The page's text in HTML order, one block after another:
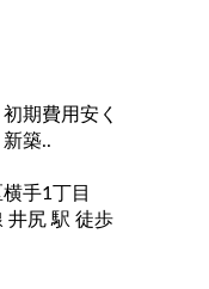
期費用安く
築..
手1丁目
徒歩